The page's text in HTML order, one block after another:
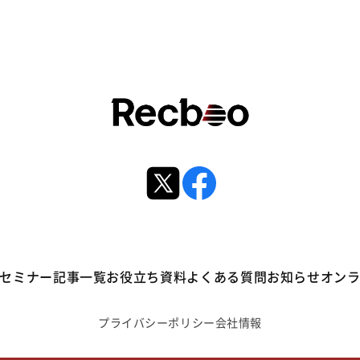
セミナー記事一覧お役立ち資料よくある質問お知らせオン
プライバシーポリシー会社情報